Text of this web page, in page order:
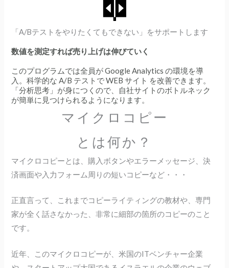
「A/Bテストをやりたくてもできない」をサポートします
数値を測定すれば売り上げは伸びていく
このプログラムでは全員が Google Analytics の環境を導
入。科学的な A/B テストで WEB サイト を改善できます。
「分析思考」が身につくので、自社サイトのボトルネック
が簡単に見つけられるようになります。
マイクロコピー
とは何か？
マイクロコピーとは、購入ボタンやエラーメッセージ、決
済画面や入力フォーム周りの短いコピーなど・・・
正直言って、これまでコピーライティングの教材や、専門
家が全く話さなかった、非常に細部の箇所のコピーのこと
です。
近年、このマイクロコピーが、米国のITベンチャー企業